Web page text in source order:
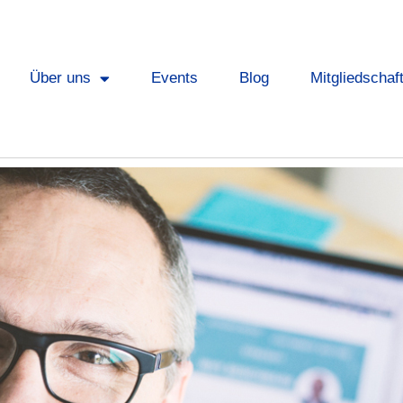
Über uns Events Blog Mitgliedschaft